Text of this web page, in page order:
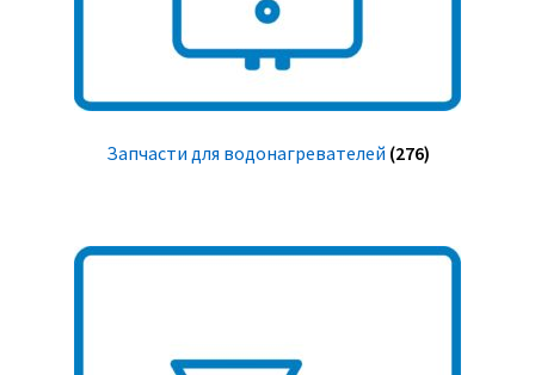
Запчасти для водонагревателей (276)